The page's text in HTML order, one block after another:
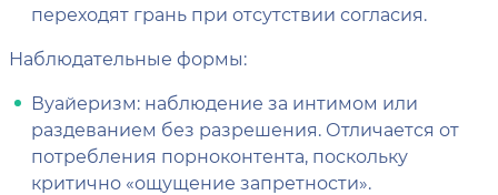
переходят грань при отсутствии согласия.
Наблюдательные формы:
Вуайеризм: наблюдение за интимом или
раздеванием без разрешения. Отличается от
потребления порноконтента, поскольку
критично «ощущение запретности».